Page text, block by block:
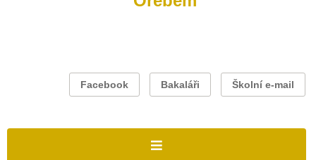
Facebook Bakaláři Školní e-mail